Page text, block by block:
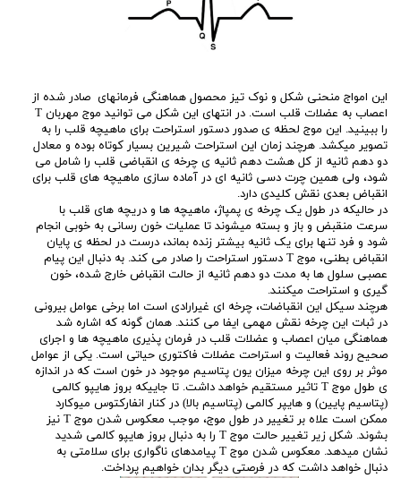
این امواج منحنی شکل و نوک تیز محصول هماهنگی فرمانهای صادر شده از
اعصاب به عضلات قلب است. در انتهای این شکل می توانید موج مهربان T
را ببینید. این موج لحظه ی صدور دستور استراحت برای ماهیچه قلب را به
تصویر میکشد. هرچند زمان این استراحت شیرین بسیار کوتاه بوده و معادل
دو دهم ثانیه از کل هشت دهم ثانیه ی چرخه ی انقباضی قلب را شامل می
شود، ولی همین چرت دسی ثانیه ای در آماده سازی ماهیچه های قلب برای
انقباض بعدی نقش کلیدی دارد.
در حالیکه در طول یک چرخه ی پمپاژ، ماهیچه ها و دریچه های قلب با
سرعت منقبض و باز و بسته میشوند تا عملیات خون رسانی به خوبی انجام
شود و فرد تنها برای یک ثانیه بیشتر زنده بماند، درست در لحظه ی پایان
انقباض بطنی، موج T دستور استراحت را صادر می کند. به دنبال این پیام
عصبی سلول ها به مدت دو دهم ثانیه از حالت انقباض خارج شده، خون
گیری و استراحت میکنند.
هرچند سیکل این انقباضات، چرخه ای غیرارادی است اما برخی عوامل بیرونی
در ثبات این چرخه نقش مهمی ایفا می کنند. همان گونه که اشاره شد
هماهنگی میان اعصاب و عضلات قلب در فرمان پذیری ماهیچه ها و اجرای
صحیح روند فعالیت و استراحت عضلات فاکتوری حیاتی است. یکی از عوامل
موثر بر روی این چرخه میزان یون پتاسیم موجود در خون است که در اندازه
ی طول موج T تاثیر مستقیم خواهد داشت. تا جاییکه بروز هایپو کالمی
(پتاسیم پایین) و هایپر کالمی (پتاسیم بالا) در کنار انفارکتوس میوکارد
ممکن است علاه بر تغییر در طول موج، موجب معکوس شدن موج T نیز
بشوند. شکل زیر تغییر حالت موج T را به دنبال بروز هایپو کالمی شدید
نشان میدهد. معکوس شدن موج T پیامدهای ناگواری برای سلامتی به
دنبال خواهد داشت که در فرصتی دیگر بدان خواهیم پرداخت.